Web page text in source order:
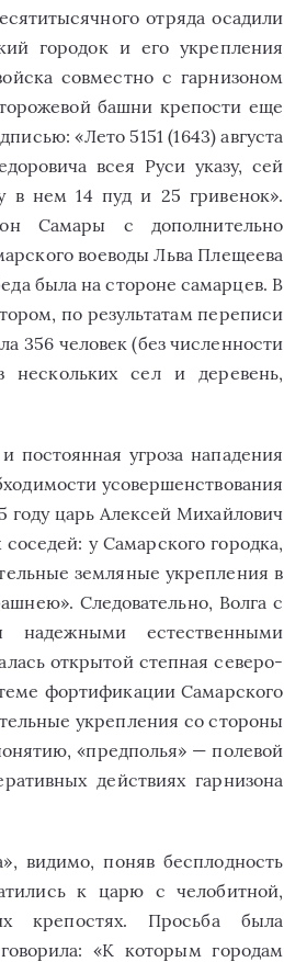
отряда осадили
городок и его укрепления
совместно с гарнизоном
башни крепости еще
«Лето 5151 (1643) августа
всея Руси указу, сей
в нем 14 пуд и 25 гривенок».
Самары с дополнительно
воеводы Льва Плещеева
была на стороне самарцев. В
по результатам переписи
356 человек (без численности
нескольких сел и деревень,
постоянная угроза нападения
усовершенствования
царь Алексей Михайлович
у Самарского городка,
земляные укрепления в
Следовательно, Волга с
естественными
открытой степная северо-
фортификации Самарского
укрепления со стороны
«предполья» — полевой
действиях гарнизона
видимо, поняв бесплодность
к царю с челобитной,
крепостях. Просьба была
«К которым городам